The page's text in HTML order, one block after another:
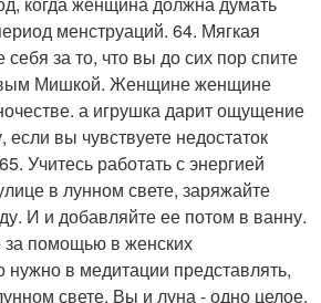
менструаций. 64. Мягкая
себя за то, что вы до сих пор спите
Мишкой. Женщине женщине
а игрушка дарит ощущение
если вы чувствуете недостаток
Учитесь работать с энергией
в лунном свете, заряжайте
И и добавляйте ее потом в ванну.
за помощью в женских
нужно в медитации представлять,
свете. Вы и луна - одно целое.